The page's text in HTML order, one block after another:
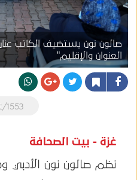
صالون نون يستضيف الكاتب
العنوان والإقليم"
1553
غزة - بيت الصحافة
نظم صالون نون الأدبي